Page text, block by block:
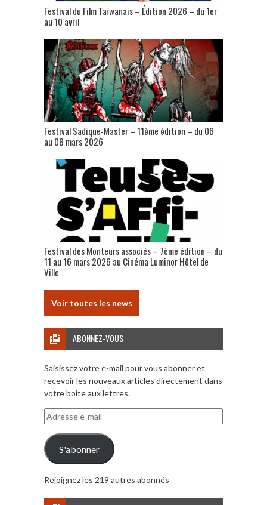
Festival du Film Taïwanais – Édition 2026 – du 1er
au 10 avril
Festival Sadique-Master – 11ème édition – du 06
au 08 mars 2026
Festival des Monteurs associés – 7ème édition – du
11 au 16 mars 2026 au Cinéma Luminor Hôtel de
Ville
Voir toutes les news
ABONNEZ-VOUS
Saisissez votre e-mail pour vous abonner et
recevoir les nouveaux articles directement dans
votre boite aux lettres.
Adresse
e-
mail
S'abonner
Rejoignez les 219 autres abonnés